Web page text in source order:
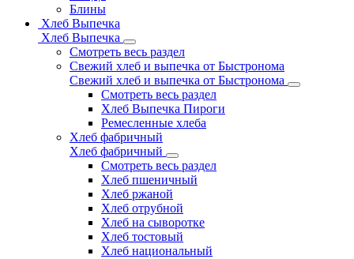
Блины
Хлеб Выпечка
Хлеб Выпечка
Смотреть весь раздел
Свежий хлеб и выпечка от Быстронома
Свежий хлеб и выпечка от Быстронома
Смотреть весь раздел
Хлеб Выпечка Пироги
Ремесленные хлеба
Хлеб фабричный
Хлеб фабричный
Смотреть весь раздел
Хлеб пшеничный
Хлеб ржаной
Хлеб отрубной
Хлеб на сыворотке
Хлеб тостовый
Хлеб национальный